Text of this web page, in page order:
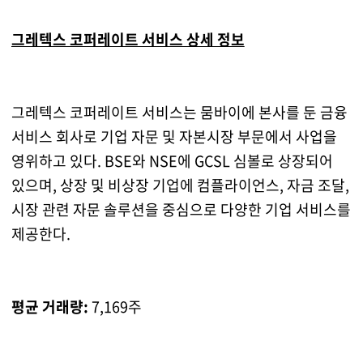
그레텍스 코퍼레이트 서비스 상세 정보
그레텍스 코퍼레이트 서비스는 뭄바이에 본사를 둔 금융
서비스 회사로 기업 자문 및 자본시장 부문에서 사업을
영위하고 있다. BSE와 NSE에 GCSL 심볼로 상장되어
있으며, 상장 및 비상장 기업에 컴플라이언스, 자금 조달,
시장 관련 자문 솔루션을 중심으로 다양한 기업 서비스를
제공한다.
평균 거래량:7,169주